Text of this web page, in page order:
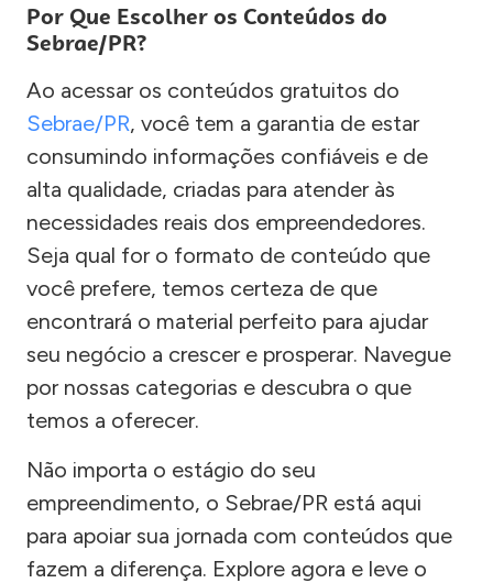
Por Que Escolher os Conteúdos do
Sebrae/PR?
Ao acessar os conteúdos gratuitos do
Sebrae/PR, você tem a garantia de estar
consumindo informações confiáveis e de
alta qualidade, criadas para atender às
necessidades reais dos empreendedores.
Seja qual for o formato de conteúdo que
você prefere, temos certeza de que
encontrará o material perfeito para ajudar
seu negócio a crescer e prosperar. Navegue
por nossas categorias e descubra o que
temos a oferecer.
Não importa o estágio do seu
empreendimento, o Sebrae/PR está aqui
para apoiar sua jornada com conteúdos que
fazem a diferença. Explore agora e leve o